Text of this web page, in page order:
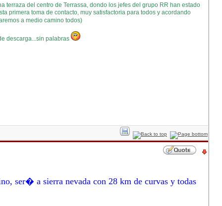
del centro de Terrassa, dondo los jefes del grupo RR han estado
primera toma de contacto, muy satisfactoria para todos y acordando
a medio camino todos)
descarga...sin palabras
ser� a sierra nevada con 28 km de curvas y todas